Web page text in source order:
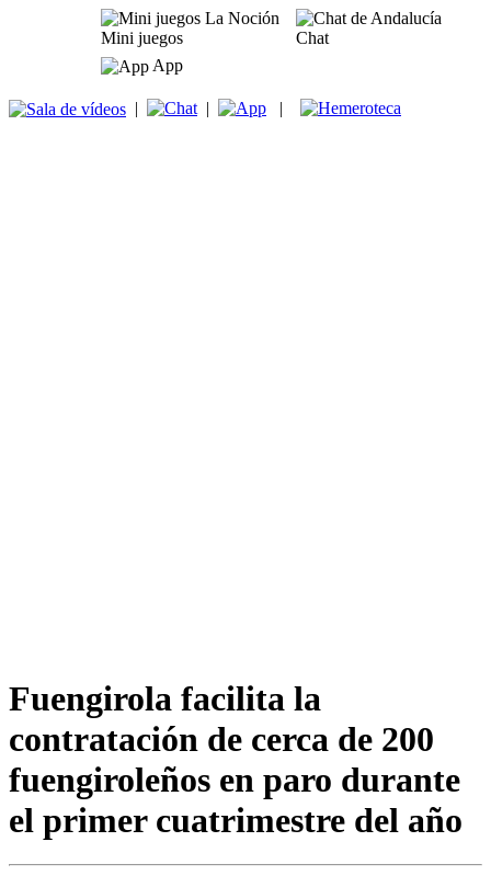
Mini juegos
Chat
App
| | |
Fuengirola facilita la
contratación de cerca de 200
fuengiroleños en paro durante
el primer cuatrimestre del año